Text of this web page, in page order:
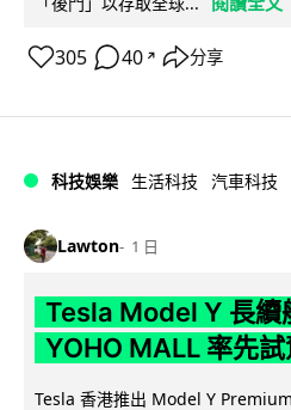
305 40 ↗ 分享
科技娛樂 生活科技 汽車科技
Lawton 1 日
Tesla Model Y 長續
YOHO MALL 率先試
Tesla 香港推出 Model Y